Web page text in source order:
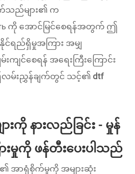
ည်များ၏ က
ကို အောင်မြင်စေရန်အတွက် ဤ
င်ရည်ရှိမှုအကြား အမျှ
းကျင်စေရန် အရေးကြီးကြောင်း
မ်းညွှန်ချက်တွင် သင့်၏ dtf
းကို နားလည်ခြင်း - မှုန်
းမှုကို ဖန်တီးပေးပါသည်
အာရုံစိုက်မှုကို အများဆုံး